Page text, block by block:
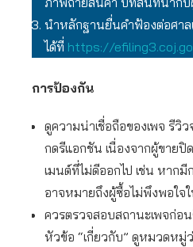
นำหลักฐานยื่นคำฟ้องต่อศา
ได้ที่ https://
การป้องกัน
ดูความน่าเชื่อถือของเพจ รีวิ
กดรีแอกชัน เนื่องจากผู้ขาย
เมนต์ที่ไม่ดีออกไป เช่น หาก
อาจหมายถึงผู้ซื้อไม่พึงพอใจ
ควรตรวจสอบสถานะเพจก่อน
หัวข้อ “เกี่ยวกับ” ดูหมวดหมู่